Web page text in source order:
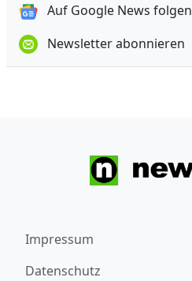
Auf Google News folgen
Newsletter abonnieren
Impressum
Datenschutz